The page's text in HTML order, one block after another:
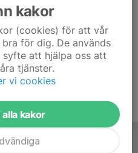
kakor
(cookies) för att vår
för dig. De används
att hjälpa oss att
tjänster.
vi cookies
kakor